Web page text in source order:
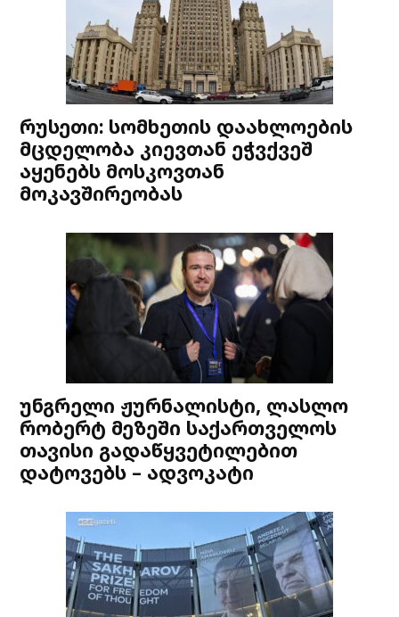
რუსეთი: სომხეთის დაახლოების
მცდელობა კიევთან ეჭვქვეშ
აყენებს მოსკოვთან
მოკავშირეობას
უნგრელი ჟურნალისტი, ლასლო
რობერტ მეზეში საქართველოს
თავისი გადაწყვეტილებით
დატოვებს – ადვოკატი